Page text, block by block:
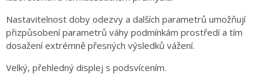
Nastavitelnost doby odezvy a dalších parametrů umožňují
přizpůsobení parametrů váhy podmínkám prostředí a tím
dosažení extrémně přesných výsledků vážení.
Velký, přehledný displej s podsvícením.